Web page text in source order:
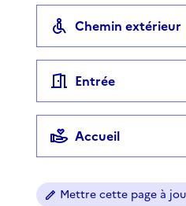
Chemin extérieur
Entrée
Accueil
Mettre cette page à